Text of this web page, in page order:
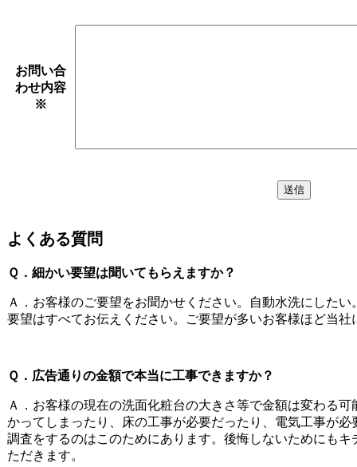
お問い合
わせ内容
※
よくある質問
Ｑ．細かい要望は聞いてもらえますか？
Ａ．お客様のご要望をお聞かせください。自動水洗にした
要望はすべてお伝えください。ご要望が多いお客様ほど当
Ｑ．広告通りの金額で本当に工事できますか？
Ａ．お客様の現在の洗面化粧台の大きさ等で金額は変わる
かってしまったり、床の工事が必要だったり、電気工事が
調査をするのはこのためにあります。後悔しないためにも
ただきます。